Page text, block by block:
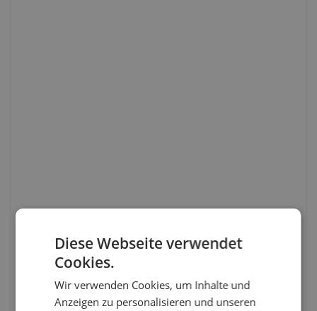
Diese Webseite verwendet
Cookies.
Wir verwenden Cookies, um Inhalte und
Anzeigen zu personalisieren und unseren